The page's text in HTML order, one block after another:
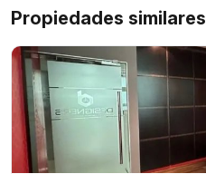
Propiedades similares